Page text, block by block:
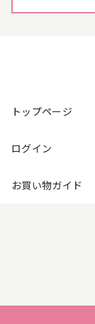
トップページ
ログイン
お買い物ガイド